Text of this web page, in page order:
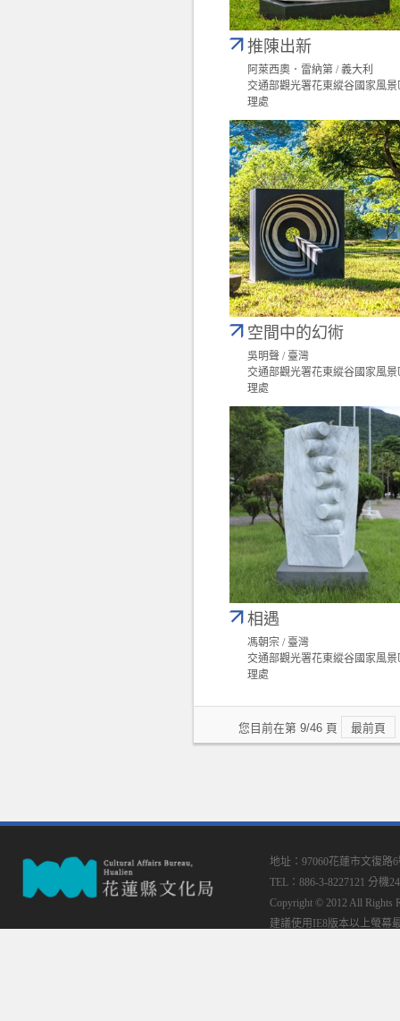
推陳出新
阿萊西奧．雷納第 / 義大利
交通部觀光署花東縱谷國家風景
理處
空間中的幻術
吳明聲 / 臺灣
交通部觀光署花東縱谷國家風景
理處
相遇
馮朝宗 / 臺灣
交通部觀光署花東縱谷國家風景
理處
您目前在第 9/46 頁 最前頁
地址：97060花蓮市文復路
TEL：886-3-8227121 分機
Copyright © 2012 All Rights
建議使用IE8版本以上螢幕